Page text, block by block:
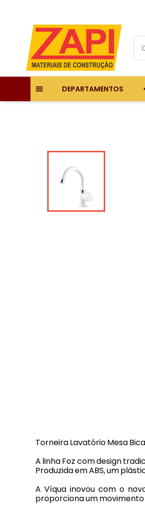
DEPARTAMENTOS
Torneira Lavatório Mesa
A linha Foz com design
Produzida em ABS, um
A Víqua inovou com o
proporciona um